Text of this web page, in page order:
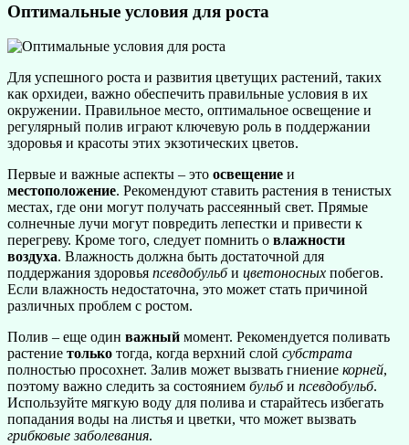
Оптимальные условия для роста
Для успешного роста и развития цветущих растений, таких
как орхидеи, важно обеспечить правильные условия в их
окружении. Правильное место, оптимальное освещение и
регулярный полив играют ключевую роль в поддержании
здоровья и красоты этих экзотических цветов.
Первые и важные аспекты – это освещение и
местоположение. Рекомендуют ставить растения в тенистых
местах, где они могут получать рассеянный свет. Прямые
солнечные лучи могут повредить лепестки и привести к
перегреву. Кроме того, следует помнить о влажности
воздуха. Влажность должна быть достаточной для
поддержания здоровья псевдобульби цветоносных побегов.
Если влажность недостаточна, это может стать причиной
различных проблем с ростом.
Полив – еще один важный момент. Рекомендуется поливать
растение только тогда, когда верхний слой субстрата
полностью просохнет. Залив может вызвать гниение корней,
поэтому важно следить за состоянием бульби псевдобульб.
Используйте мягкую воду для полива и старайтесь избегать
попадания воды на листья и цветки, что может вызвать
грибковые заболевания.